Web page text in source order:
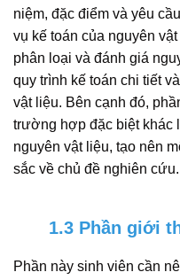
niệm, đặc điểm và yêu
vụ kế toán của nguyên
phân loại và đánh giá
quy trình kế toán chi tiết
vật liệu. Bên cạnh đó,
trường hợp đặc biệt khác
nguyên vật liệu, tạo nên
sắc về chủ đề nghiên cứu.
1.3 Phần giới
Phần này sinh viên cần